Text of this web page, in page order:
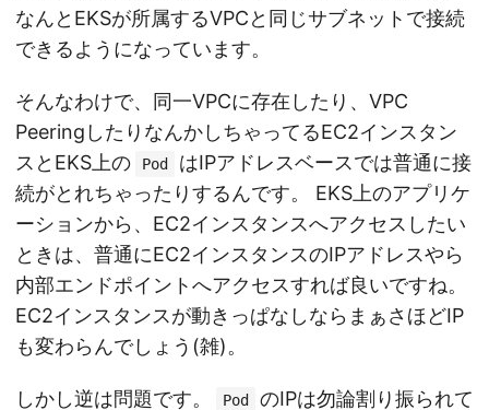
なんとEKSが所属するVPCと同じサブネットで接続
できるようになっています。
そんなわけで、同一VPCに存在したり、VPC
PeeringしたりなんかしちゃってるEC2インスタン
スとEKS上の
Pod
はIPアドレスベースでは普通に接
続がとれちゃったりするんです。 EKS上のアプリケ
ーションから、EC2インスタンスへアクセスしたい
ときは、普通にEC2インスタンスのIPアドレスやら
内部エンドポイントへアクセスすれば良いですね。
EC2インスタンスが動きっぱなしならまぁさほどIP
も変わらんでしょう(雑)。
しかし逆は問題です。 Pod
のIPは勿論割り振られて